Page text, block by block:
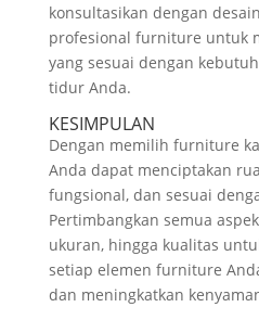
konsultasikan dengan
profesional furniture untuk
yang sesuai dengan
tidur Anda.
KESIMPULAN
Dengan memilih furniture
Anda dapat menciptakan
fungsional, dan sesuai
Pertimbangkan semua
ukuran, hingga kualitas
setiap elemen furniture
dan meningkatkan